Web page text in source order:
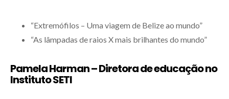
“Extremófilos – Uma viagem de Belize ao mundo”
“As lâmpadas de raios X mais brilhantes do mundo”
Pamela Harman – Diretora de educação no
Instituto SETI